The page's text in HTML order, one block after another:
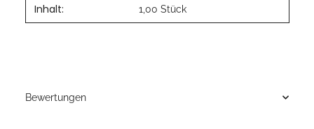
Produkteigenschaft
Wert
Inhalt: 1,00 Stück
Bewertungen